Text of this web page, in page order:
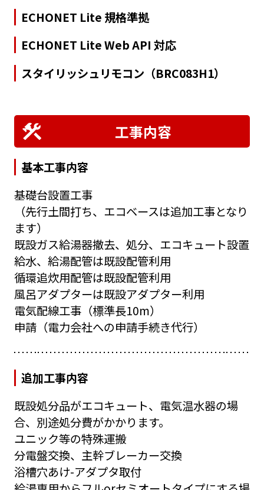
ECHONET Lite 規格準拠
ECHONET Lite Web API 対応
スタイリッシュリモコン（BRC083H1）
工事内容
基本工事内容
基礎台設置工事
（先行土間打ち、エコベースは追加工事となり
ます）
既設ガス給湯器撤去、処分、エコキュート設置
給水、給湯配管は既設配管利用
循環追炊用配管は既設配管利用
風呂アダプターは既設アダプター利用
電気配線工事（標準長10m）
申請（電力会社への申請手続き代行）
追加工事内容
既設処分品がエコキュート、電気温水器の場
合、別途処分費がかかります。
ユニック等の特殊運搬
分電盤交換、主幹ブレーカー交換
浴槽穴あけ-アダプタ取付